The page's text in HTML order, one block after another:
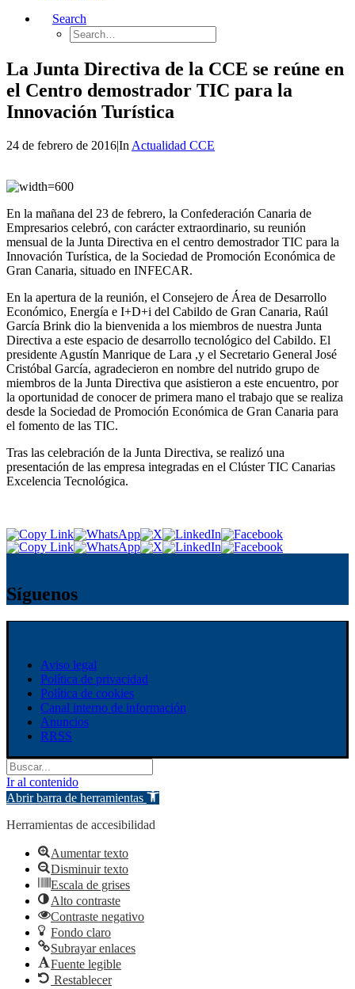
Search
La Junta Directiva de la CCE se reúne en
el Centro demostrador TIC para la
Innovación Turística
24 de febrero de 2016|In Actualidad CCE
En la mañana del 23 de febrero, la Confederación Canaria de
Empresarios celebró, con carácter extraordinario, su reunión
mensual de la Junta Directiva en el centro demostrador TIC para la
Innovación Turística, de la Sociedad de Promoción Económica de
Gran Canaria, situado en INFECAR.
En la apertura de la reunión, el Consejero de Área de Desarrollo
Económico, Energía e I+D+i del Cabildo de Gran Canaria, Raúl
García Brink dio la bienvenida a los miembros de nuestra Junta
Directiva a este espacio de desarrollo tecnológico del Cabildo. El
presidente Agustín Manrique de Lara ,y el Secretario General José
Cristóbal García, agradecieron en nombre del nutrido grupo de
miembros de la Junta Directiva que asistieron a este encuentro, por
la oportunidad de conocer de primera mano el trabajo que se realiza
desde la Sociedad de Promoción Económica de Gran Canaria para
el fomento de las TIC.
Tras las celebración de la Junta Directiva, se realizó una
presentación de las empresa integradas en el Clúster TIC Canarias
Excelencia Tecnológica.
Síguenos
Aviso legal
Política de privacidad
Política de cookies
Canal interno de información
Anuncios
RRSS
Ir al contenido
Abrir barra de herramientas
Herramientas de accesibilidad
Aumentar texto
Disminuir texto
Escala de grises
Alto contraste
Contraste negativo
Fondo claro
Subrayar enlaces
Fuente legible
Restablecer